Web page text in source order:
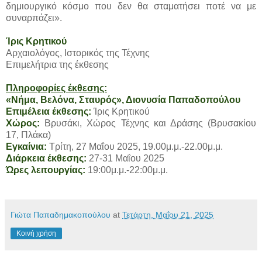
δημιουργικό κόσμο που δεν θα σταματήσει ποτέ να με
συναρπάζει».
Ίρις Κρητικού
Αρχαιολόγος, Ιστορικός της Τέχνης
Επιμελήτρια της έκθεσης
Πληροφορίες έκθεσης:
«Νήμα, Βελόνα, Σταυρός», Διονυσία Παπαδοπούλου
Επιμέλεια έκθεσης: Ίρις Κρητικού
Χώρος:
Βρυσάκι, Χώρος Τέχνης και Δράσης (Βρυσακίου
17, Πλάκα)
Εγκαίνια: Τρίτη, 27 Μαΐου 2025, 19.00μ.μ.-22.00μ.μ.
Διάρκεια έκθεσης: 27-31 Μαΐου 2025
Ώρες λειτουργίας: 19:00μ.μ.-22:00μ.μ.
Γιώτα Παπαδημακοπούλου at Τετάρτη, Μαΐου 21, 2025
Κοινή χρήση